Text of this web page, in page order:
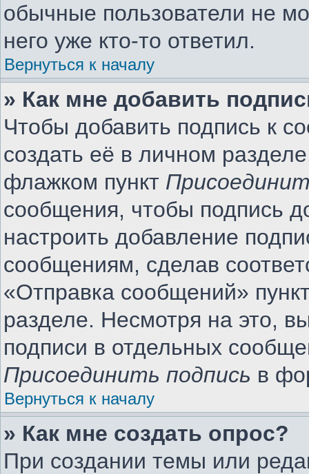
обычные пользователи не
него уже кто-то ответил.
Вернуться к началу
» Как мне добавить
Чтобы добавить подпись к
создать её в личном
флажком пункт
сообщения, чтобы подпись
настроить добавление
сообщениям, сделав
«Отправка сообщений»
разделе. Несмотря на это,
подписи в отдельных
Присоединить подпись в
Вернуться к началу
» Как мне создать опрос?
При создании темы или